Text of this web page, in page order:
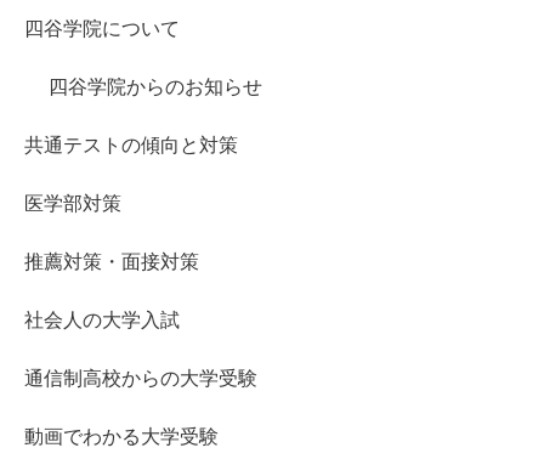
四谷学院について
四谷学院からのお知らせ
共通テストの傾向と対策
医学部対策
推薦対策・面接対策
社会人の大学入試
通信制高校からの大学受験
動画でわかる大学受験